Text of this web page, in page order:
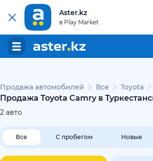
Aster.kz
в Play Market
Продажа автомобилей Все Toyota
Продажа Toyota Camry в
2 авто
Все С пробегом Новые